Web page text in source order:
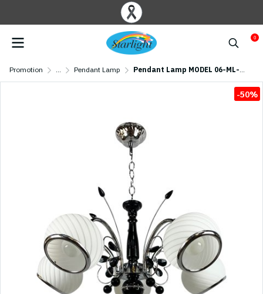
0
Promotion ... Pendant Lamp Pendant Lamp MODEL 06-ML-70167/5 (E27x5) Chrome/White
-50%